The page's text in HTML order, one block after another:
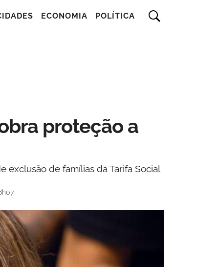
ECONOMIA POLÍTICA
proteção a
exclusão de famílias da Tarifa Social